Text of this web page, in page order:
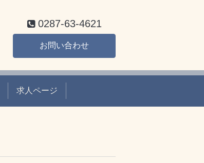
0287-63-4621
お問い合わせ
求人ページ